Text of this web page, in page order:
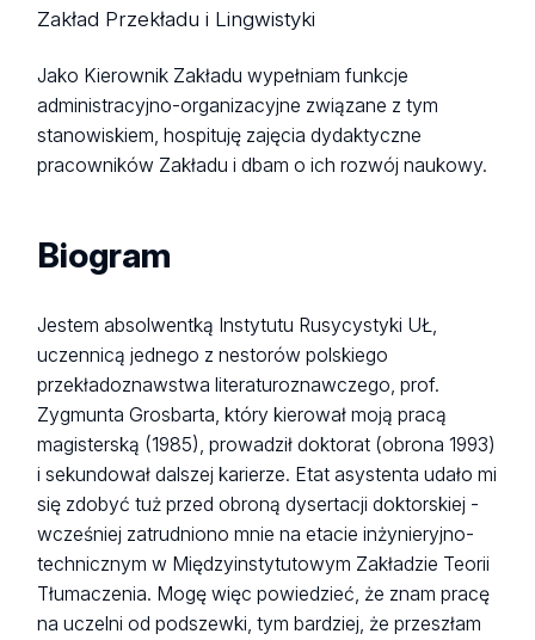
Zakład Przekładu i Lingwistyki
Jako Kierownik Zakładu wypełniam funkcje
administracyjno-organizacyjne związane z tym
stanowiskiem, hospituję zajęcia dydaktyczne
pracowników Zakładu i dbam o ich rozwój naukowy.
Biogram
Jestem absolwentką Instytutu Rusycystyki UŁ,
uczennicą jednego z nestorów polskiego
przekładoznawstwa literaturoznawczego, prof.
Zygmunta Grosbarta, który kierował moją pracą
magisterską (1985), prowadził doktorat (obrona 1993)
i sekundował dalszej karierze. Etat asystenta udało mi
się zdobyć tuż przed obroną dysertacji doktorskiej -
wcześniej zatrudniono mnie na etacie inżynieryjno-
technicznym w Międzyinstytutowym Zakładzie Teorii
Tłumaczenia. Mogę więc powiedzieć, że znam pracę
na uczelni od podszewki, tym bardziej, że przeszłam